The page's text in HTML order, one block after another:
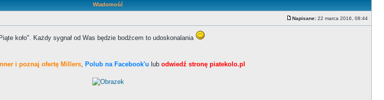
Wiadomość
Napisane: 22 marca 2016, 08:44
koło". Każdy sygnał od Was będzie bodźcem to udoskonalania
i poznaj ofertę Millers, Polub na Facebook'u lub odwiedź stronę piatekolo.pl